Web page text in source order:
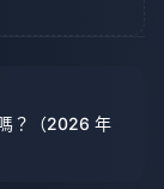
？（2026 年